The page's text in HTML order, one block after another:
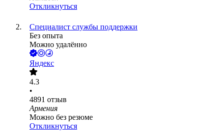
Откликнуться
Специалист службы поддержки
Без опыта
Можно удалённо
Яндекс
4.3
•
4891 отзыв
Армения
Можно без резюме
Откликнуться